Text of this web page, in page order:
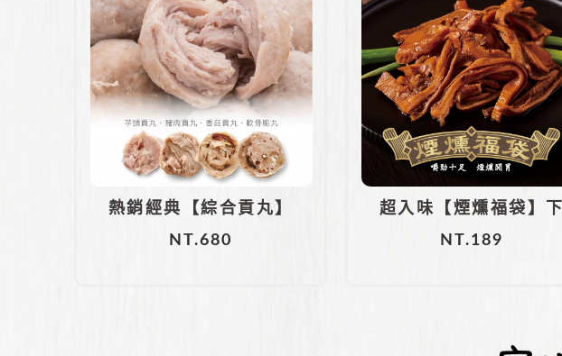
熱銷經典【綜合貢丸】
五包組
NT.680
超入味【煙燻福袋】下
酒菜
NT.189